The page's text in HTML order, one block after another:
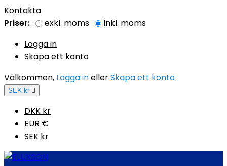
Kontakta
Priser:
exkl. moms
inkl. moms
Logga in
Skapa ett konto
Välkommen, Logga inellerSkapa ett konto
SEK kr 
DKK kr
EUR €
SEK kr